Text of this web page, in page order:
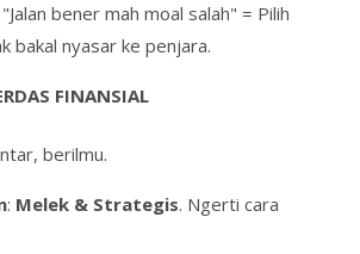
"Jalan bener mah moal salah" = Pilih
bakal nyasar ke penjara.
FINANSIAL
berilmu.
: Melek & Strategis. Ngerti cara